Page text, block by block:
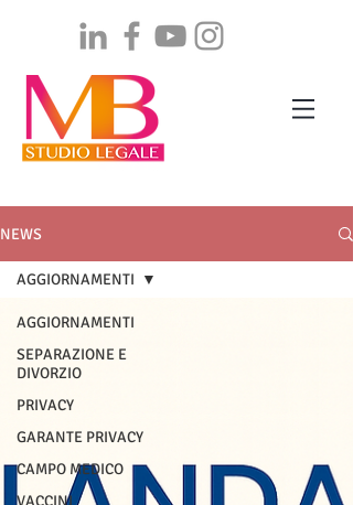
NEWS
AGGIORNAMENTI
SEPARAZIONE E
DIVORZIO
PRIVACY
GARANTE PRIVACY
CAMPO MEDICO
VACCINI
AGGIORNAMENTI